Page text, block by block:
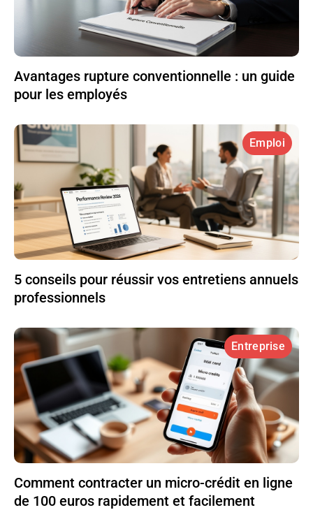
Avantages rupture conventionnelle : un guide
pour les employés
Emploi
5 conseils pour réussir vos entretiens annuels
professionnels
Entreprise
Comment contracter un micro-crédit en ligne
de 100 euros rapidement et facilement